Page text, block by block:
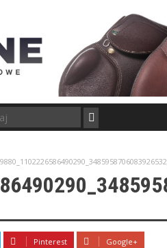
Pinterest Google+